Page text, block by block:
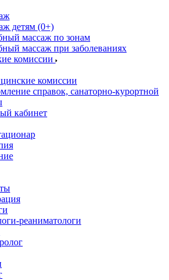
детям (0+)
массаж по зонам
массаж при заболеваниях
комиссии
комиссии
справок, санаторно-курортной
кабинет
реаниматологи